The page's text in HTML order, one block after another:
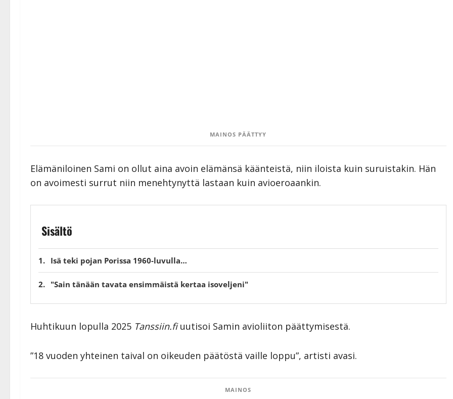
MAINOS PÄÄTTYY
Elämäniloinen Sami on ollut aina avoin elämänsä käänteistä, niin iloista kuin suruistakin. Hän
on avoimesti surrut niin menehtynyttä lastaan kuin avioeroaankin.
Sisältö
Isä teki pojan Porissa 1960-luvulla…
"Sain tänään tavata ensimmäistä kertaa isoveljeni"
Huhtikuun lopulla 2025 Tanssiin.fiuutisoi Samin avioliiton päättymisestä.
”18 vuoden yhteinen taival on oikeuden päätöstä vaille loppu”, artisti avasi.
MAINOS